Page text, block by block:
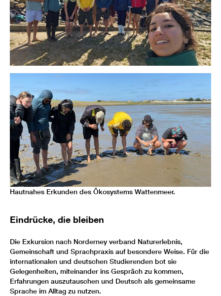
Hautnahes Erkunden des Ökosystems Wattenmeer.
Eindrücke, die bleiben
Die Exkursion nach Norderney verband Naturerlebnis,
Gemeinschaft und Sprachpraxis auf besondere Weise. Für die
internationalen und deutschen Studierenden bot sie
Gelegenheiten, miteinander ins Gespräch zu kommen,
Erfahrungen auszutauschen und Deutsch als gemeinsame
Sprache im Alltag zu nutzen.